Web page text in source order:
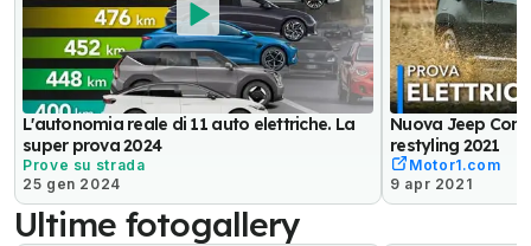
L'autonomia reale di 11 auto elettriche. La
super prova 2024
Prove su strada
25 gen 2024
Nuova Jeep
restyling 2021
Motor1.com
9 apr 2021
Ultime fotogallery